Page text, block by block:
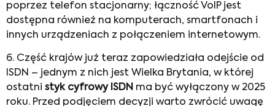
poprzez telefon stacjonarny; łączność VoIP jest
dostępna również na komputerach, smartfonach i
innych urządzeniach z połączeniem internetowym.
6. Część krajów już teraz zapowiedziała odejście od
ISDN – jednym z nich jest Wielka Brytania, w której
ostatni styk cyfrowy ISDN ma być wyłączony w 2025
roku. Przed podjęciem decyzji warto zwrócić uwagę